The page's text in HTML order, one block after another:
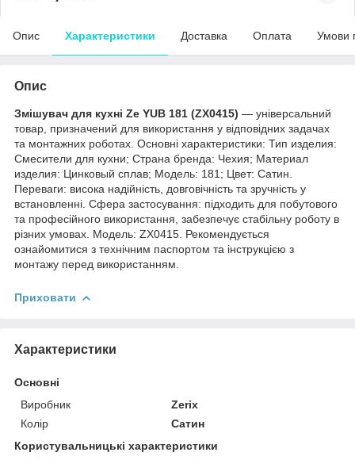
Опис Характеристики Доставка Оплата Умови
Опис
Змішувач для кухні Ze YUB 181 (ZX0415) — універсальний
товар, призначений для використання у відповідних задачах
та монтажних роботах. Основні характеристики: Тип изделия:
Смесители для кухни; Страна бренда: Чехия; Материал
изделия: Цинковый сплав; Мoдель: 181; Цвет: Сатин.
Переваги: висока надійність, довговічність та зручність у
встановленні. Сфера застосування: підходить для побутового
та професійного використання, забезпечує стабільну роботу в
різних умовах. Модель: ZX0415. Рекомендується
ознайомитися з технічним паспортом та інструкцією з
монтажу перед використанням.
Приховати
Характеристики
Основні
Виробник
Zerix
Колір
Сатин
Користувальницькі характеристики